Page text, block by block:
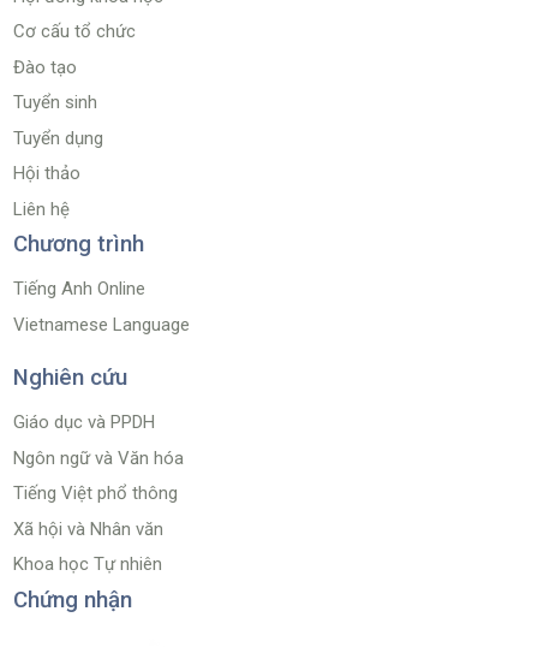
Cơ cấu tổ chức
Đào tạo
Tuyển sinh
Tuyển dụng
Hội thảo
Liên hệ
Chương trình
Tiếng Anh Online
Vietnamese Language
Nghiên cứu
Giáo dục và PPDH
Ngôn ngữ và Văn hóa
Tiếng Việt phổ thông
Xã hội và Nhân văn
Khoa học Tự nhiên
Chứng nhận